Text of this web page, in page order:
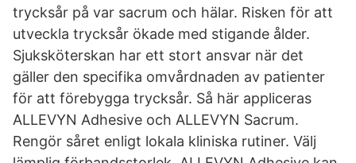
trycksår på var sacrum och hälar. Risken för att
utveckla trycksår ökade med stigande ålder.
Sjuksköterskan har ett stort ansvar när det
gäller den specifika omvårdnaden av patienter
för att förebygga trycksår. Så här appliceras
ALLEVYN Adhesive och ALLEVYN Sacrum.
Rengör såret enligt lokala kliniska rutiner. Välj